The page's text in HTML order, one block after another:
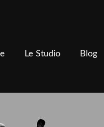
Le Studio Blog